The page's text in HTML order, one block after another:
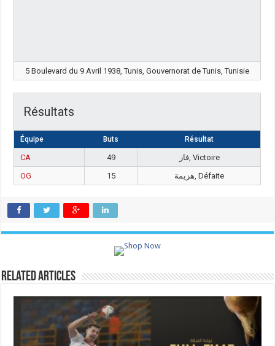
5 Boulevard du 9 Avril 1938, Tunis, Gouvernorat de Tunis, Tunisie
Résultats
Équipe Buts Résultat
CA 49
فاز, Victoire
OG
15 هزيمة, Défaite
Related Articles